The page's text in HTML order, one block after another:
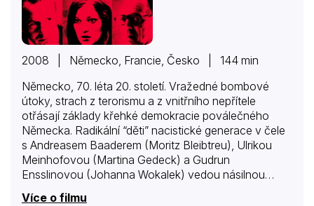
2008 | Německo, Francie, Česko | 144 min
Německo, 70. léta 20. století. Vražedné bombové
útoky, strach z terorismu a z vnitřního nepřítele
otřásají základy křehké demokracie poválečného
Německa. Radikální “děti” nacistické generace v čele
s Andreasem Baaderem (Moritz Bleibtreu), Ulrikou
Meinhofovou (Martina Gedeck) a Gudrun
Ensslinovou (Johanna Wokalek) vedou násilnou
válku proti tomu, co považují za novou tvář fašismu:
Více o filmu